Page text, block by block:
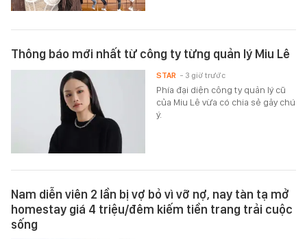
Thông báo mới nhất từ công ty từng quản lý Miu Lê
Phía đại diện công ty quản lý cũ
của Miu Lê vừa có chia sẻ gây chú
ý.
STAR - 3 giờ trước
Nam diễn viên 2 lần bị vợ bỏ vì vỡ nợ, nay tàn tạ mở
homestay giá 4 triệu/đêm kiếm tiền trang trải cuộc
sống